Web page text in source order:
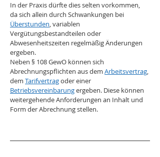
In der Praxis dürfte dies selten vorkommen,
da sich allein durch Schwankungen bei
Überstunden, variablen
Vergütungsbestandteilen oder
Abwesenheitszeiten regelmäßig Änderungen
ergeben.
Neben § 108 GewO können sich
Abrechnungspflichten aus dem Arbeitsvertrag,
dem Tarifvertrag oder einer
Betriebsvereinbarung ergeben. Diese können
weitergehende Anforderungen an Inhalt und
Form der Abrechnung stellen.